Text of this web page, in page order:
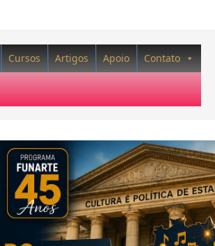
Cursos Artigos Apoio Contato